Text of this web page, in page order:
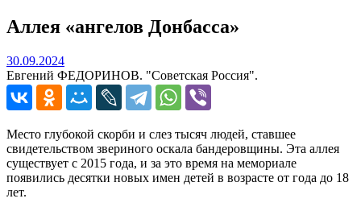
Аллея «ангелов Донбасса»
30.09.202430.09.2024
Евгений ФЕДОРИНОВ. "Советская Россия".
Место глубокой скорби и слез тысяч людей, ставшее
свидетельством звериного оскала бандеровщины. Эта аллея
существует с 2015 года, и за это время на мемориале
появились десятки новых имен детей в возрасте от года до 18
лет.